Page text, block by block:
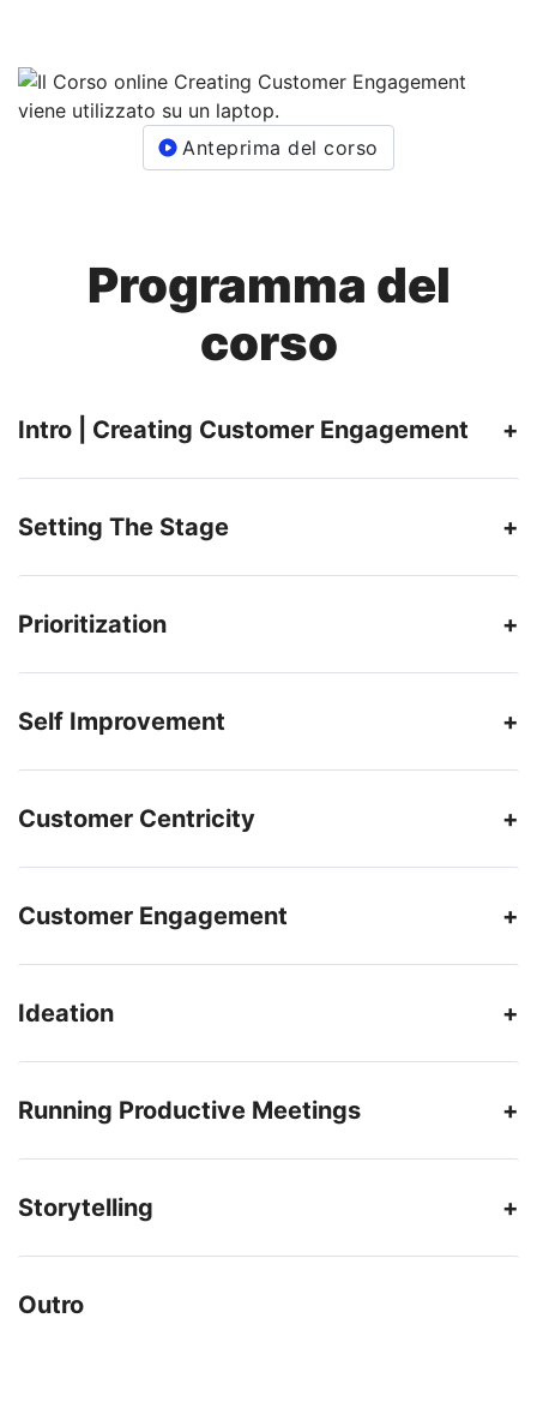
Anteprima del corso
Programma del
corso
Intro | Creating Customer Engagement
Setting The Stage
Prioritization
Self Improvement
Customer Centricity
Customer Engagement
Ideation
Running Productive Meetings
Storytelling
Outro